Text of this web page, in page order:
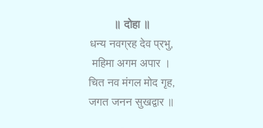
॥ दोहा ॥
धन्य नवग्रह देव प्रभु,
महिमा अगम अपार ।
चित नव मंगल मोद गृह,
जगत जनन सुखद्वार ॥